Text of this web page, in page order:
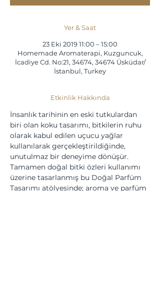
Yer & Saat
23 Eki 2019 11:00 – 15:00
Homemade Aromaterapi, Kuzguncuk,
İcadiye Cd. No:21, 34674, 34674 Üsküdar/
İstanbul, Turkey
Etkinlik Hakkında
İnsanlık tarihinin en eski tutkulardan
biri olan koku tasarımı, bitkilerin ruhu
olarak kabul edilen uçucu yağlar
kullanılarak gerçekleştirildiğinde,
unutulmaz bir deneyime dönüşür.
Tamamen doğal bitki özleri kullanımı
üzerine tasarlanmış bu Doğal Parfüm
Tasarımı atölyesinde; aroma ve parfüm